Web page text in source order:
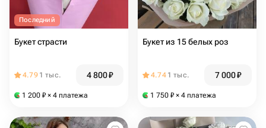
Последний
Букет страсти
4.79 1 тыс. 4 800₽
1 200 ₽ × 4 платежа
Букет из 15 белых роз
4.74 1 тыс. 7 000₽
1 750 ₽ × 4 платежа